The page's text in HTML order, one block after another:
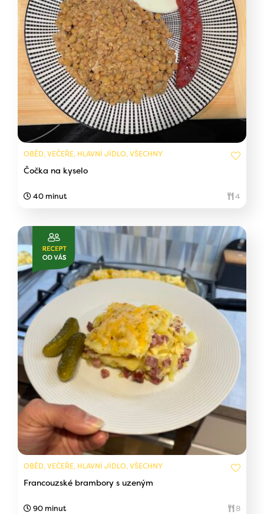
OBĚD, VEČEŘE, HLAVNÍ JÍDLO, VŠECHNY
Čočka na kyselo
40 minut 4
OBĚD, VEČEŘE, HLAVNÍ JÍDLO, VŠECHNY
Francouzské brambory s uzeným
90 minut 8